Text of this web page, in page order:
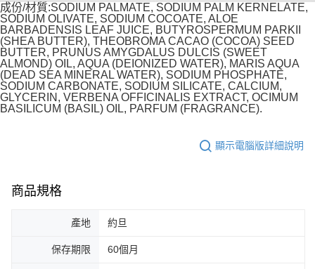
成份/材質:SODIUM PALMATE, SODIUM PALM KERNELATE,
SODIUM OLIVATE, SODIUM COCOATE, ALOE
BARBADENSIS LEAF JUICE, BUTYROSPERMUM PARKII
(SHEA BUTTER), THEOBROMA CACAO (COCOA) SEED
BUTTER, PRUNUS AMYGDALUS DULCIS (SWEET
ALMOND) OIL, AQUA (DEIONIZED WATER), MARIS AQUA
(DEAD SEA MINERAL WATER), SODIUM PHOSPHATE,
SODIUM CARBONATE, SODIUM SILICATE, CALCIUM,
GLYCERIN, VERBENA OFFICINALIS EXTRACT, OCIMUM
BASILICUM (BASIL) OIL, PARFUM (FRAGRANCE).
顯示電腦版詳細說明
商品規格
產地 約旦
保存期限 60個月